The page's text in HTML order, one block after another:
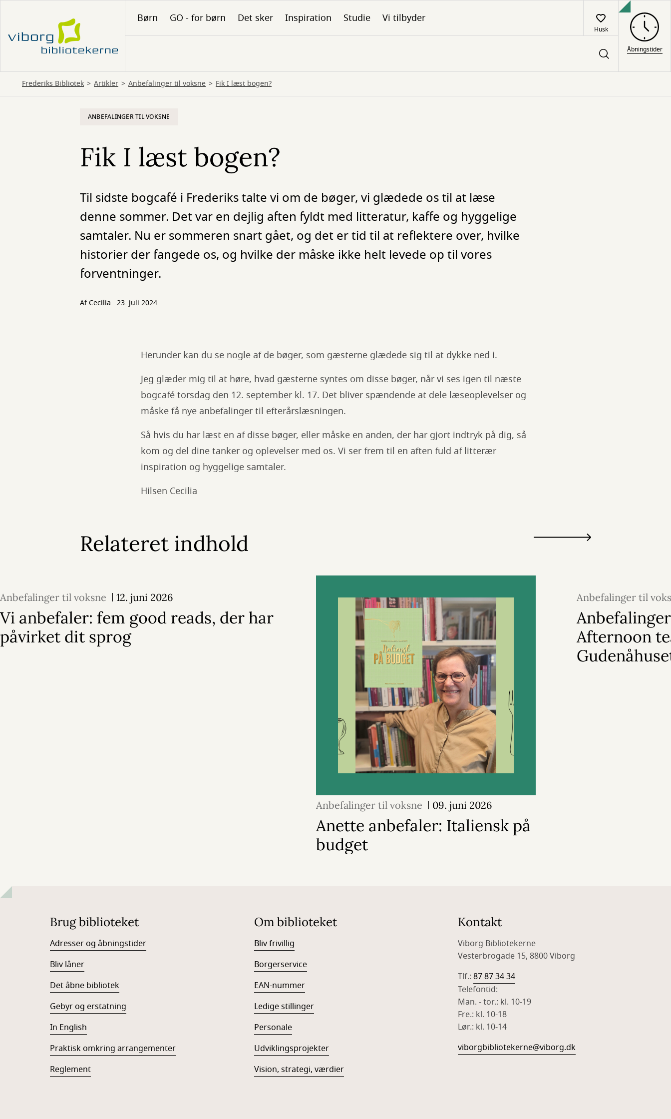
Børn GO - for børn Det sker Inspiration Studie Vi tilbyder
Husk
Åbningstider
Frederiks Bibliotek Artikler Anbefalinger til voksne Fik I læst bogen?
ANBEFALINGER TIL VOKSNE
Fik I læst bogen?
Til sidste bogcafé i Frederiks talte vi om de bøger, vi glædede os til at læse
denne sommer. Det var en dejlig aften fyldt med litteratur, kaffe og hyggelige
samtaler. Nu er sommeren snart gået, og det er tid til at reflektere over, hvilke
historier der fangede os, og hvilke der måske ikke helt levede op til vores
forventninger.
Af Cecilia 23. juli 2024
Herunder kan du se nogle af de bøger, som gæsterne glædede sig til at dykke ned i.
Jeg glæder mig til at høre, hvad gæsterne syntes om disse bøger, når vi ses igen til næste
bogcafé torsdag den 12. september kl. 17. Det bliver spændende at dele læseoplevelser og
måske få nye anbefalinger til efterårslæsningen.
Så hvis du har læst en af disse bøger, eller måske en anden, der har gjort indtryk på dig, så
kom og del dine tanker og oplevelser med os. Vi ser frem til en aften fuld af litterær
inspiration og hyggelige samtaler.
Hilsen Cecilia
Relateret indhold
Anbefalinger til voksne 12. juni 2026
Vi anbefaler: fem good reads, der har
påvirket dit sprog
Anbefalinger til voksne 09. juni 2026
Anette anbefaler: Italiensk på
budget
Anbefalinger til
2026
Afternoon
Brug biblioteket
Adresser og åbningstider
Bliv låner
Det åbne bibliotek
Gebyr og erstatning
In English
Praktisk omkring arrangementer
Reglement
Om biblioteket
Bliv frivillig
Borgerservice
EAN-nummer
Ledige stillinger
Personale
Udviklingsprojekter
Vision, strategi, værdier
Kontakt
Viborg Bibliotekerne
Vesterbrogade 15, 8800 Viborg
Tlf.:87 87 34 34
Telefontid:
Man. - tor.: kl. 10-19
Fre.: kl. 10-18
Lør.: kl. 10-14
viborgbibliotekerne@viborg.dk